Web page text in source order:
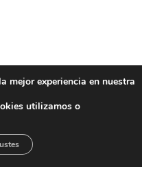
mejor experiencia en nuestra
utilizamos o